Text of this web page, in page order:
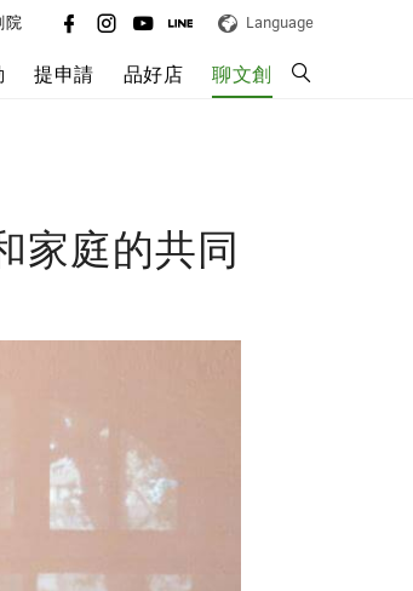
院 Language
提申請 品好店 聊文創
家庭的共同